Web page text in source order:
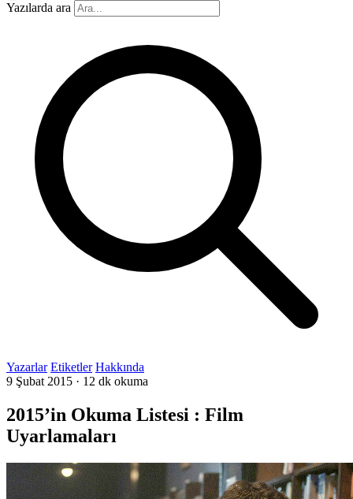
Yazılarda ara
Yazarlar Etiketler Hakkında
9 Şubat 2015 · 12 dk okuma
2015’in Okuma Listesi : Film
Uyarlamaları